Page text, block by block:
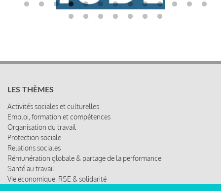
LES THÈMES
Activités sociales et culturelles
Emploi, formation et compétences
Organisation du travail
Protection sociale
Relations sociales
Rémunération globale & partage de la performance
Santé au travail
Vie économique, RSE & solidarité